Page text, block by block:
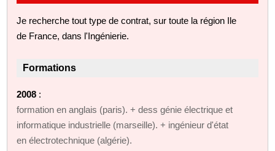
Je recherche tout type de contrat, sur toute la région Ile
de France, dans l'Ingénierie.
Formations
2008 :
formation en anglais (paris). + dess génie électrique et
informatique industrielle (marseille). + ingénieur d'état
en électrotechnique (algérie).